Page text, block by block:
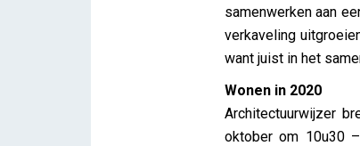
samenwerken aan
verkaveling
want juist in het
Wonen in 2020
Architectuurwijzer
oktober om 10u30